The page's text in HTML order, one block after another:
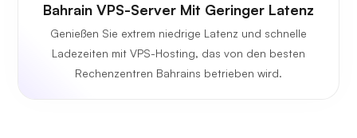
Bahrain VPS-Server Mit Geringer Latenz
Genießen Sie extrem niedrige Latenz und schnelle
Ladezeiten mit VPS-Hosting, das von den besten
Rechenzentren Bahrains betrieben wird.